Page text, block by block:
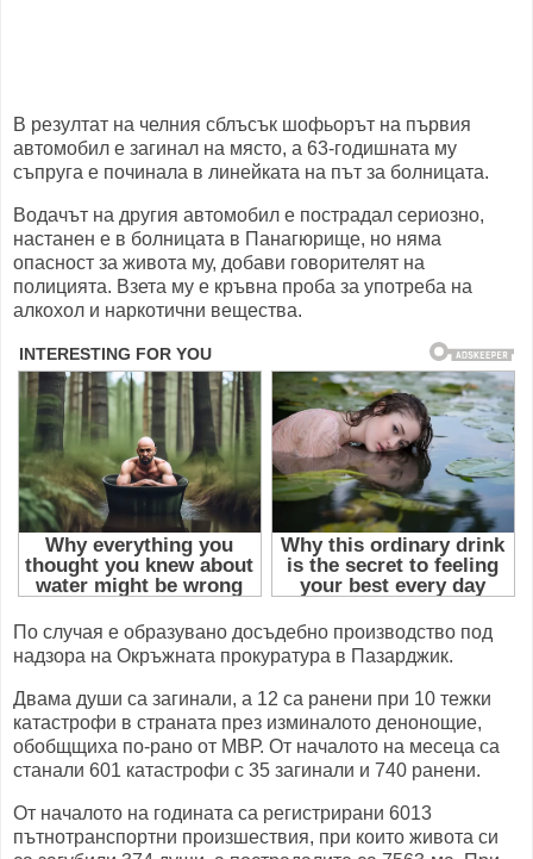
В резултат на челния сблъсък шофьорът на първия
автомобил е загинал на място, а 63-годишната му
съпруга е починала в линейката на път за болницата.
Водачът на другия автомобил е пострадал сериозно,
настанен е в болницата в Панагюрище, но няма
опасност за живота му, добави говорителят на
полицията. Взета му е кръвна проба за употреба на
алкохол и наркотични вещества.
По случая е образувано досъдебно производство под
надзора на Окръжната прокуратура в Пазарджик.
Двама души са загинали, а 12 са ранени при 10 тежки
катастрофи в страната през изминалото денонощие,
обобщщиха по-рано от МВР. От началото на месеца са
станали 601 катастрофи с 35 загинали и 740 ранени.
От началото на годината са регистрирани 6013
пътнотранспортни произшествия, при които живота си